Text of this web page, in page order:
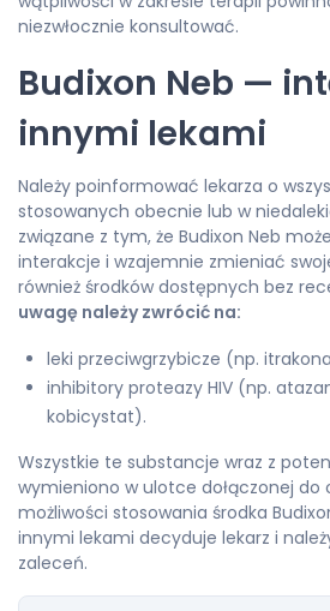
niezwłocznie konsultować.
Budixon Neb —
innymi lekami
Należy poinformować lekarza o
stosowanych obecnie lub w
związane z tym, że Budixon Neb
interakcje i wzajemnie zmieniać
również środków dostępnych bez
uwagę należy zwrócić na:
leki przeciwgrzybicze (np.
inhibitory proteazy HIV (np.
kobicystat).
Wszystkie te substancje wraz z
wymieniono w ulotce dołączonej do
możliwości stosowania środka
innymi lekami decyduje lekarz i
zaleceń.